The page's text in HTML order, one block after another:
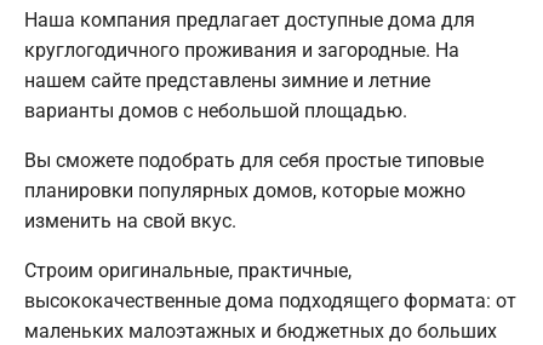
Наша компания предлагает доступные дома для
круглогодичного проживания и загородные. На
нашем сайте представлены зимние и летние
варианты домов с небольшой площадью.
Вы сможете подобрать для себя простые типовые
планировки популярных домов, которые можно
изменить на свой вкус.
Строим оригинальные, практичные,
высококачественные дома подходящего формата: от
маленьких малоэтажных и бюджетных до больших